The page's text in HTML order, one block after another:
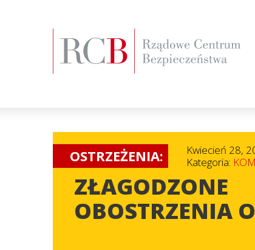
OSTRZEŻENIA:
Kwiecień 28,
Kategoria:
ZŁAGODZONE
OBOSTRZENIA